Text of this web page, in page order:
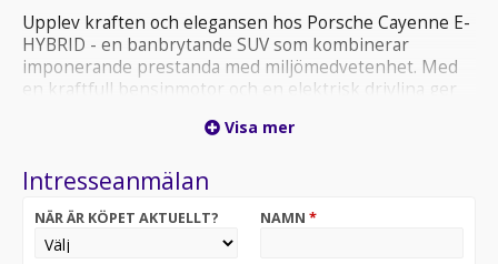
Upplev kraften och elegansen hos Porsche Cayenne E-
HYBRID - en banbrytande SUV som kombinerar
imponerande prestanda med miljömedvetenhet. Med
en kraftfull bensinmotor och en elektrisk drivlina ger
E-HYBRID accelererar med en otrolig respons och ger
smidig. Den avancerade teknologin ger inte bara
ren eldrift. Oavsett om du tar dig fram i stadstrafik eller
på landsvägar kommer Porsche Cayenne E-HYBRID att
Visa mer
Intresseanmälan
NÄR ÄR KÖPET AKTUELLT? NAMN *